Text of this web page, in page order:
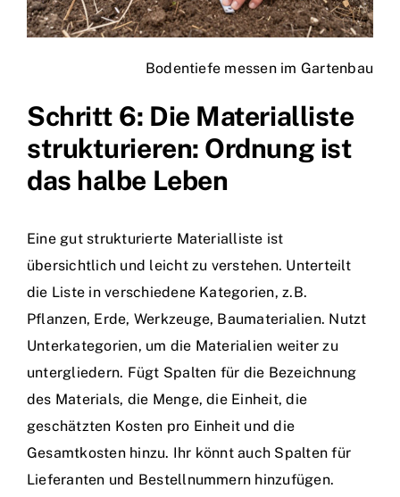
Bodentiefe messen im Gartenbau
Schritt 6: Die Materialliste
strukturieren: Ordnung ist
das halbe Leben
Eine gut strukturierte Materialliste ist
übersichtlich und leicht zu verstehen. Unterteilt
die Liste in verschiedene Kategorien, z.B.
Pflanzen, Erde, Werkzeuge, Baumaterialien. Nutzt
Unterkategorien, um die Materialien weiter zu
untergliedern. Fügt Spalten für die Bezeichnung
des Materials, die Menge, die Einheit, die
geschätzten Kosten pro Einheit und die
Gesamtkosten hinzu. Ihr könnt auch Spalten für
Lieferanten und Bestellnummern hinzufügen.